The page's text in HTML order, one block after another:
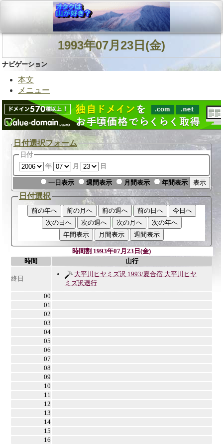
1993年07月23日(金)
ナビゲーション
本文
メニュー
日付選択フォーム
日付
年
月 日
一日表示 週間表示 月間表示 年間表示
日付選択
時間割 1993年07月23日(金)
時間
山行
終日
大平川ヒヤミズ沢 1993/夏合宿 大平川ヒヤ
ミズ沢遡行
00
01
02
03
04
05
06
07
08
09
10
11
12
13
14
15
16